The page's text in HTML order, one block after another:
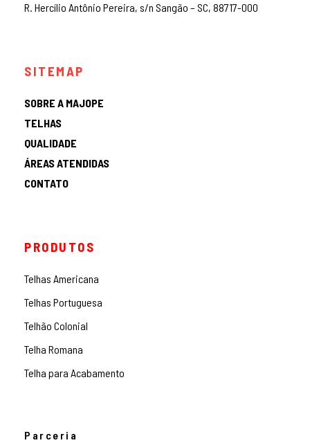
R. Hercílio Antônio Pereira, s/n Sangão – SC, 88717-000
SITEMAP
SOBRE A MAJOPE
TELHAS
QUALIDADE
ÁREAS ATENDIDAS
CONTATO
PRODUTOS
Telhas Americana
Telhas Portuguesa
Telhão Colonial
Telha Romana
Telha para Acabamento
Parceria